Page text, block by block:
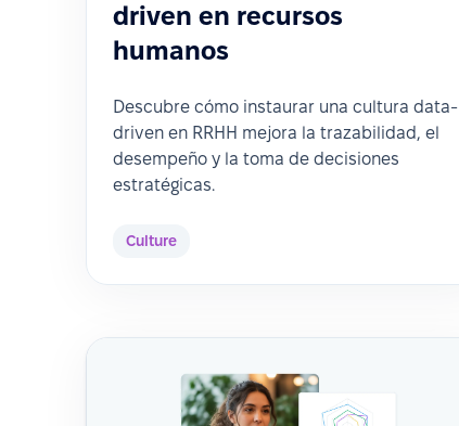
driven en recursos
humanos
Descubre cómo instaurar una cultura data-
driven en RRHH mejora la trazabilidad, el
desempeño y la toma de decisiones
estratégicas.
Culture